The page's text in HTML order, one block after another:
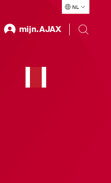
NL
mijn.AJAX